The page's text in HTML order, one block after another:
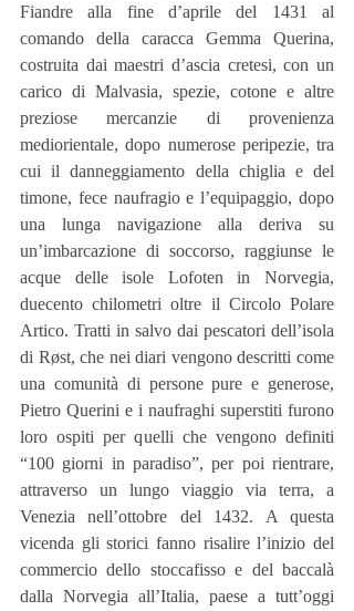
Fiandre alla fine d’aprile del 1431 al
comando della caracca Gemma Querina,
costruita dai maestri d’ascia cretesi, con un
carico di Malvasia, spezie, cotone e altre
preziose mercanzie di provenienza
mediorientale, dopo numerose peripezie, tra
cui il danneggiamento della chiglia e del
timone, fece naufragio e l’equipaggio, dopo
una lunga navigazione alla deriva su
un’imbarcazione di soccorso, raggiunse le
acque delle isole Lofoten in Norvegia,
duecento chilometri oltre il Circolo Polare
Artico. Tratti in salvo dai pescatori dell’isola
di Røst, che nei diari vengono descritti come
una comunità di persone pure e generose,
Pietro Querini e i naufraghi superstiti furono
loro ospiti per quelli che vengono definiti
“100 giorni in paradiso”, per poi rientrare,
attraverso un lungo viaggio via terra, a
Venezia nell’ottobre del 1432. A questa
vicenda gli storici fanno risalire l’inizio del
commercio dello stoccafisso e del baccalà
dalla Norvegia all’Italia, paese a tutt’oggi